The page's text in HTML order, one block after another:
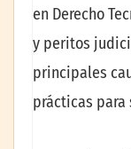
en Derecho
y peritos
principales
prácticas para